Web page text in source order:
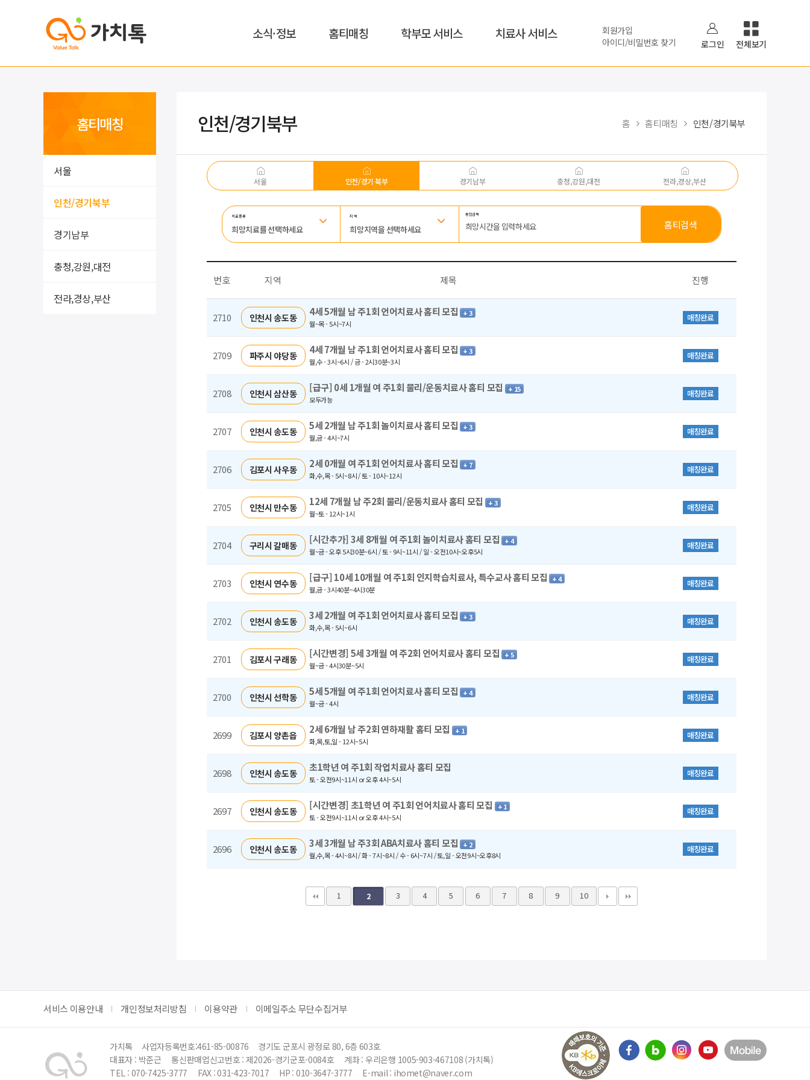
소식·정보 홈티매칭 학부모 서비스 치료사 서비스
회원가입
아이디/비밀번호 찾기
로그인 전체보기
홈티매칭
서울
인천/경기북부
경기남부
충청,강원,대전
전라,경상,부산
인천/경기북부 홈 홈티매칭 인천/경기북부
서울 인천/경기 북부 경기남부 충청,강원,대전 전라,경상,부산
치료종류
희망치료를 선택하세요
지 역
희망지역을 선택하세요
통합검색
번호 지역 제목 진행
2710 인천시 송도동 4세 5개월 남 주1회 언어치료사 홈티 모집 + 3
월~목 - 5시~7시
매칭완료
2709 파주시 야당동 4세 7개월 남 주1회 언어치료사 홈티 모집 + 3
월,수 - 3시~6시 / 금 - 2시30분~3시
매칭완료
2708 인천시 삼산동 [급구] 0세 1개월 여 주1회 물리/운동치료사 홈티 모집
+ 15
모두가능
매칭완료
2707 인천시 송도동 5세 2개월 남 주1회 놀이치료사 홈티 모집 + 3
월,금 - 4시~7시
매칭완료
2706 김포시 사우동 2세 0개월 여 주1회 언어치료사 홈티 모집 + 7
화,수,목 - 5시~8시 / 토 - 10시~12시
매칭완료
2705 인천시 만수동 12세 7개월 남 주2회 물리/운동치료사 홈티 모집
+ 3
월~토 - 12시~1시
매칭완료
2704 구리시 갈매동 [시간추가] 3세 8개월 여 주1회 놀이치료사 홈티 모집
+ 4
월~금 - 오후 5시30분~6시 / 토 - 9시~11시 / 일 - 오전10시~오후5시
매칭완료
2703 인천시 연수동 [급구] 10세 10개월 여 주1회 인지학습치료사, 특수교사 홈티 모집 + 4
월,금 - 3시40분~4시30분
매칭완료
2702 인천시 송도동 3세 2개월 여 주1회 언어치료사 홈티 모집 + 3
화,수,목 - 5시~6시
매칭완료
2701 김포시 구래동 [시간변경] 5세 3개월 여 주2회 언어치료사 홈티 모집
+ 5
월~금 - 4시30분~5시
매칭완료
2700 인천시 선학동 5세 5개월 여 주1회 언어치료사 홈티 모집 + 4
월~금 - 4시
매칭완료
2699 김포시 양촌읍 2세 6개월 남 주2회 연하재활 홈티 모집
+ 1
화,목,토,일 - 12시~5시
매칭완료
2698 인천시 송도동 초1학년 여 주1회 작업치료사 홈티 모집
토 - 오전9시~11시 or 오후 4시~5시
매칭완료
2697 인천시 송도동 [시간변경] 초1학년 여 주1회 언어치료사 홈티 모집
+ 1
토 - 오전9시~11시 or 오후 4시~5시
매칭완료
2696 인천시 송도동 3세 3개월 남 주3회 ABA치료사 홈티 모집
+ 2
월,수,목 - 4시~8시 / 화 - 7시~8시 / 수 - 6시~7시 / 토,일 - 오전9시~오후8시
매칭완료
1 2 3 4 5 6 7 8 9 10
다음
서비스 이용안내 개인정보처리방침 이용약관 이메일주소 무단수집거부
가치톡 사업자등록번호:461-85-00876
경기도 군포시 광정로 80, 6층 603호
대표자 : 박준근
통신판매업신고번호 : 제2026-경기군포-0084호
계좌 : 우리은행 1005-903-467108 (가치톡)
TEL : 070-7425-3777
FAX : 031-423-7017 HP : 010-3647-3777 E-mail : ihomet@naver.com